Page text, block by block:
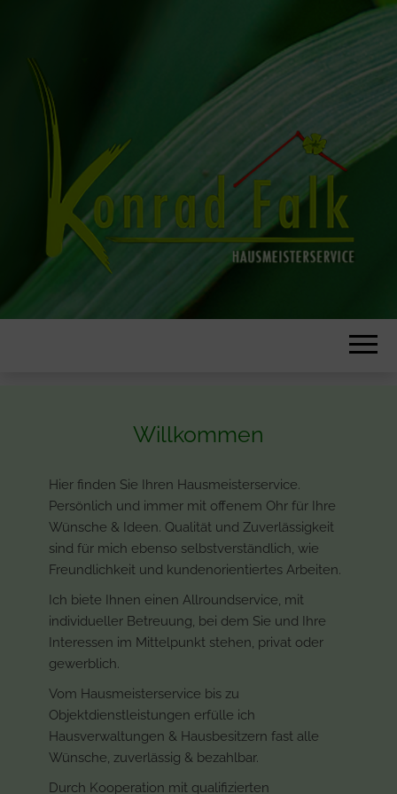
KONRAD
Willkommen
Hier finden Sie Ihren Hausmeisterservice.
Persönlich und immer mit offenem Ohr für Ihre
Wünsche & Ideen. Qualität und Zuverlässigkeit
sind für mich ebenso selbstverständlich, wie
Freundlichkeit und kundenorientiertes Arbeiten.
Ich biete Ihnen einen Allroundservice, mit
individueller Betreuung, bei dem Sie und Ihre
Interessen im Mittelpunkt stehen, privat oder
gewerblich.
Vom Hausmeisterservice bis zu
Objektdienstleistungen erfülle ich
Hausverwaltungen & Hausbesitzern fast alle
Wünsche, zuverlässig & bezahlbar.
Durch Kooperation mit qualifizierten